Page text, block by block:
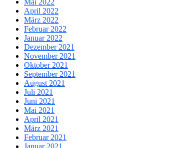
Mai 2022
April 2022
März 2022
Februar 2022
Januar 2022
Dezember 2021
November 2021
Oktober 2021
September 2021
August 2021
Juli 2021
Juni 2021
Mai 2021
April 2021
März 2021
Februar 2021